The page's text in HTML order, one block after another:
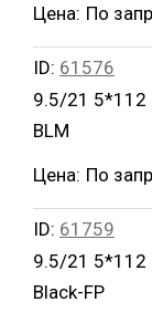
Цена: По
ID: 61576
9.5/21 5*112
BLM
Цена: По
ID: 61759
9.5/21 5*112
Black-FP